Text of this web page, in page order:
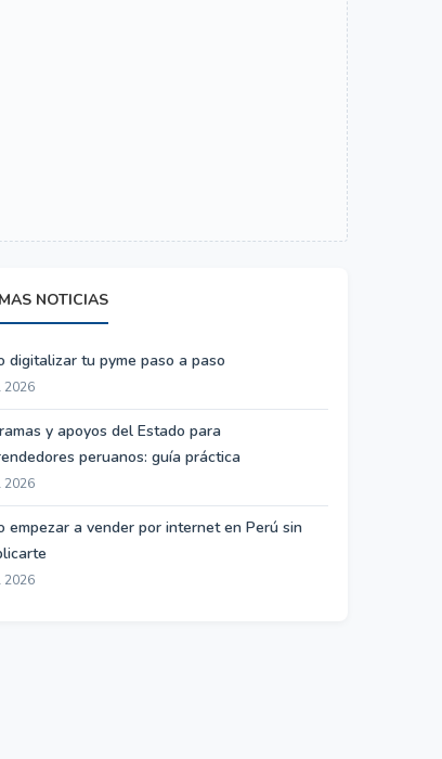
NOTICIAS
digitalizar tu pyme paso a paso
2026
y apoyos del Estado para
peruanos: guía práctica
2026
empezar a vender por internet en Perú sin
2026